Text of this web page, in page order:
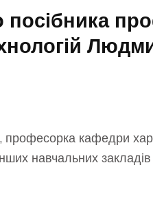
посібника
професорка кафедри
навчальних закладів